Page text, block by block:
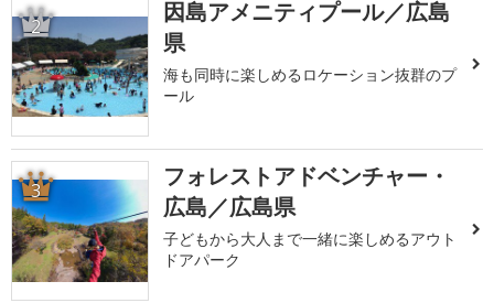
2
因島アメニティプール／広島
県
海も同時に楽しめるロケーション抜群のプ
ール
3
フォレストアドベンチャー・
広島／広島県
子どもから大人まで一緒に楽しめるアウト
ドアパーク